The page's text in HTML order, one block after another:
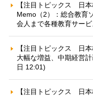
【注目トピックス 日
Memo（2）：総合教育
会人まで各種教育サー
【注目トピックス 日
大幅な増益、中期経営
日 12:01)
【注目トピックス 日